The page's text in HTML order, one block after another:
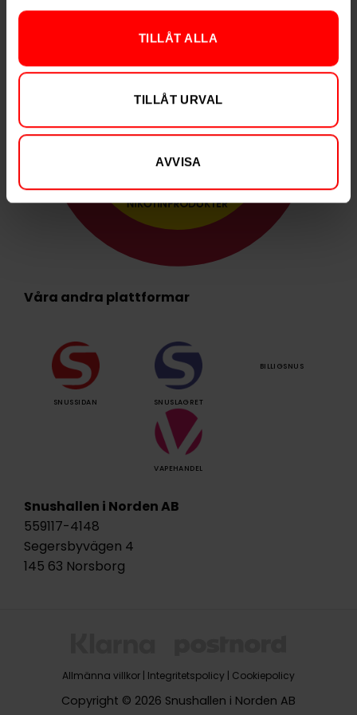
TILLÅT ALLA
TILLÅT URVAL
AVVISA
Våra andra plattformar
SNUSSIDAN SNUSLAGRET
BILLIGSNUS
VAPEHANDEL
Snushallen i Norden AB
559117-4148
Segersbyvägen 4
145 63 Norsborg
Allmänna villkor | Integritetspolicy | Cookiepolicy
Copyright © 2026 Snushallen i Norden AB